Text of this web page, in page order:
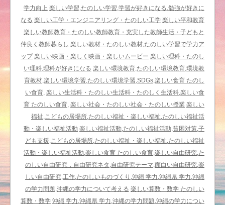
は
電
気
を
通
す
か？」
／
楽
し
い
福
祉
＆
教
育
は
学力向上 楽しい学習,たのしい学習,学習が好きになる,勉強が好きに
なる 楽しい工学・エンジニアリング・たのしい工学 楽しい平和教育
楽しい教師教育・たのしい教師教育・充実した教師生活・子どもと
仲良く教師暮らし 楽しい教材・たのしい教材,たのしい学習で学力ア
ップ 楽しい映画・楽しく映画・楽しいムービー 楽しい理科・たのし
い理科,理科が好きになる 楽しい環境教育,たのしい環境教育,環境教
育教材,楽しい環境学習,たのしい環境学習,SDGs,楽しい食育 たのし
い食育, 楽しい生活科・たのしい生活科・たのしく生活科,楽しい食
育 たのしい食育, 楽しい社会・たのしい社会・たのしい授業 楽しい
福祉,こどもの居場所,たのしい福祉・楽しい福祉,たのしい福祉活
動・楽しい福祉活動 楽しい福祉活動,たのしい福祉活動,貧困対策,子
ども支援,こどもの居場所,たのしい福祉・楽しい福祉,たのしい福祉
活動・楽しい福祉活動,楽しい食育 たのしい食育,楽しい自由研究,た
のしい自由研究，自由研究ネタ,自由研究テーマ,面白い自由研究,楽
しい自由研究,工作,たのしいものづくり,沖縄 学力,沖縄県 学力,沖縄
の学力問題,沖縄の学力について考える 楽しい算数・数学 たのしい
算数・数学 沖縄 学力,沖縄県 学力,沖縄の学力問題,沖縄の学力につい